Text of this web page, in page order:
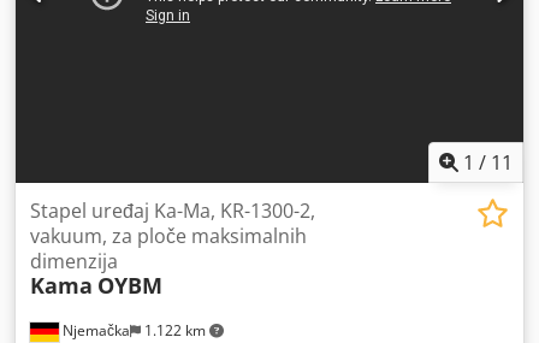
1 / 11
Njemačka 1.122 km
Stapel uređaj Ka-Ma, KR-1300-2,
vakuum, za ploče maksimalnih
dimenzija
Kama OYBM